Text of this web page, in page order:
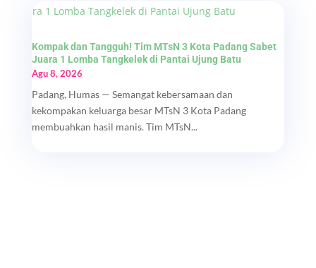
Kompak dan Tangguh! Tim MTsN 3 Kota Padang Sabet
Juara 1 Lomba Tangkelek di Pantai Ujung Batu
Agu 8, 2026
Padang, Humas — Semangat kebersamaan dan
kekompakan keluarga besar MTsN 3 Kota Padang
membuahkan hasil manis. Tim MTsN...